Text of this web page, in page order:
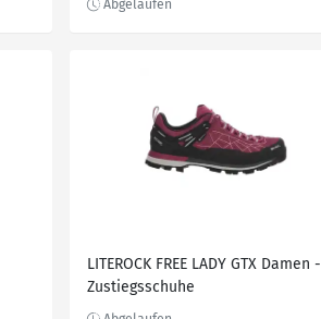
LITEROCK FREE LADY GTX Damen -
Zustiegsschuhe